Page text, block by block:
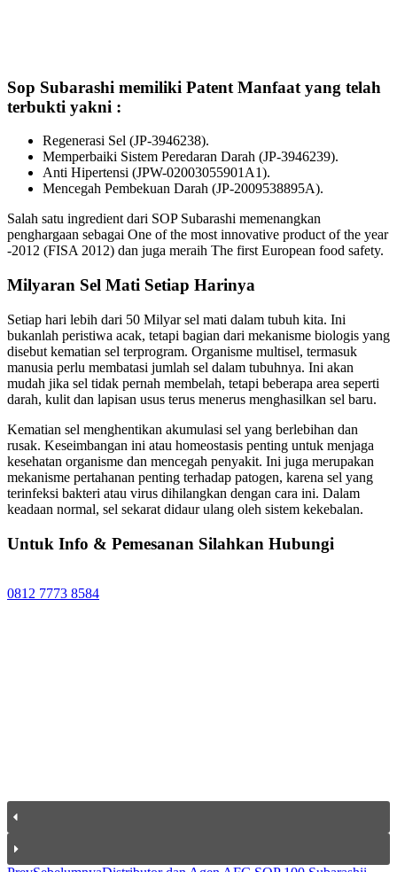
Sop Subarashi memiliki Patent Manfaat yang telah
terbukti yakni :
Regenerasi Sel (JP-3946238).
Memperbaiki Sistem Peredaran Darah (JP-3946239).
Anti Hipertensi (JPW-02003055901A1).
Mencegah Pembekuan Darah (JP-2009538895A).
Salah satu ingredient dari SOP Subarashi memenangkan
penghargaan sebagai One of the most innovative product of the year
-2012 (FISA 2012) dan juga meraih The first European food safety.
Milyaran Sel Mati Setiap Harinya
Setiap hari lebih dari 50 Milyar sel mati dalam tubuh kita. Ini
bukanlah peristiwa acak, tetapi bagian dari mekanisme biologis yang
disebut kematian sel terprogram. Organisme multisel, termasuk
manusia perlu membatasi jumlah sel dalam tubuhnya. Ini akan
mudah jika sel tidak pernah membelah, tetapi beberapa area seperti
darah, kulit dan lapisan usus terus menerus menghasilkan sel baru.
Kematian sel menghentikan akumulasi sel yang berlebihan dan
rusak. Keseimbangan ini atau homeostasis penting untuk menjaga
kesehatan organisme dan mencegah penyakit. Ini juga merupakan
mekanisme pertahanan penting terhadap patogen, karena sel yang
terinfeksi bakteri atau virus dihilangkan dengan cara ini. Dalam
keadaan normal, sel sekarat didaur ulang oleh sistem kekebalan.
Untuk Info & Pemesanan Silahkan Hubungi
0812 7773 8584